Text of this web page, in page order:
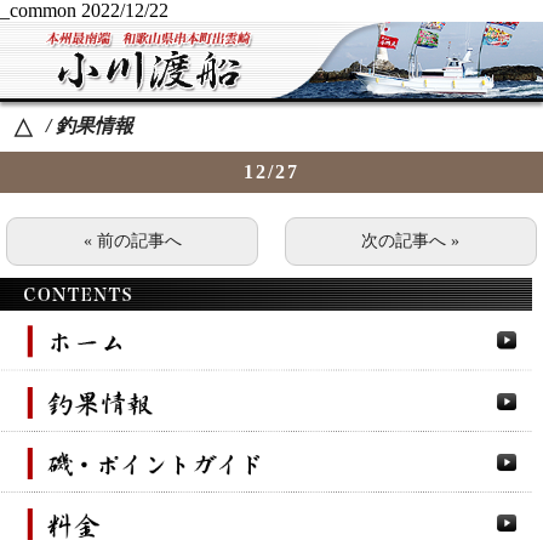
_common 2022/12/22
△ / 釣果情報
12/27
« 前の記事へ 次の記事へ »